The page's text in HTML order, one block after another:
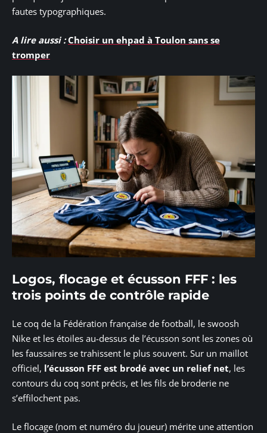
fautes typographiques.
A lire aussi : Choisir un ehpad à Toulon sans se
tromper
Logos, flocage et écusson FFF : les
trois points de contrôle rapide
Le coq de la Fédération française de football, le swoosh
Nike et les étoiles au-dessus de l’écusson sont les zones où
les faussaires se trahissent le plus souvent. Sur un maillot
officiel, l’écusson FFF est brodé avec un relief net, les
contours du coq sont précis, et les fils de broderie ne
s’effilochent pas.
Le flocage (nom et numéro du joueur) mérite une attention